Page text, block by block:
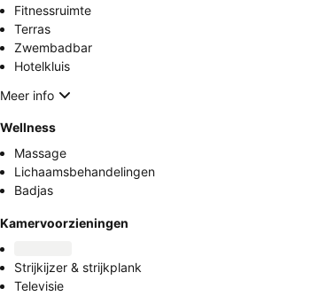
Fitnessruimte
Terras
Zwembadbar
Hotelkluis
Meer info
Wellness
Massage
Lichaamsbehandelingen
Badjas
Kamervoorzieningen
Strijkijzer & strijkplank
Televisie